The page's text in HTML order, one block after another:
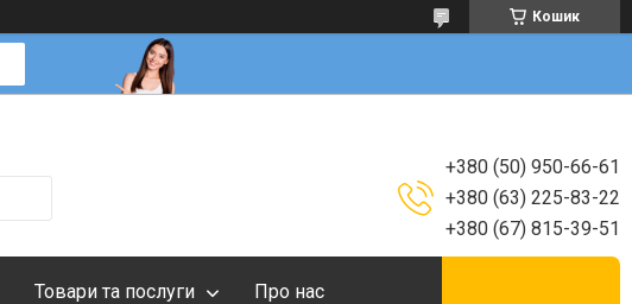
Кошик
+380 (50) 950-66-61
+380 (63) 225-83-22
+380 (67) 815-39-51
Товари та послуги Про нас